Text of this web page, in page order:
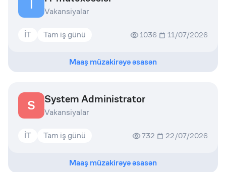
İ Vakansiyalar
İT Tam iş günü 1036 11/07/2026
Maaş müzakirəyə əsasən
S System Administrator
Vakansiyalar
İT Tam iş günü 732 22/07/2026
Maaş müzakirəyə əsasən